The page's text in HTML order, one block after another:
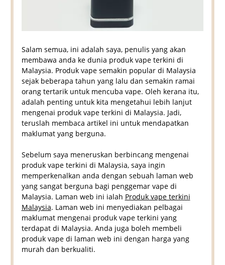
Salam semua, ini adalah saya, penulis yang akan
membawa anda ke dunia produk vape terkini di
Malaysia. Produk vape semakin popular di Malaysia
sejak beberapa tahun yang lalu dan semakin ramai
orang tertarik untuk mencuba vape. Oleh kerana itu,
adalah penting untuk kita mengetahui lebih lanjut
mengenai produk vape terkini di Malaysia. Jadi,
teruslah membaca artikel ini untuk mendapatkan
maklumat yang berguna.
Sebelum saya meneruskan berbincang mengenai
produk vape terkini di Malaysia, saya ingin
memperkenalkan anda dengan sebuah laman web
yang sangat berguna bagi penggemar vape di
Malaysia. Laman web ini ialah Produk vape terkini
Malaysia. Laman web ini menyediakan pelbagai
maklumat mengenai produk vape terkini yang
terdapat di Malaysia. Anda juga boleh membeli
produk vape di laman web ini dengan harga yang
murah dan berkualiti.